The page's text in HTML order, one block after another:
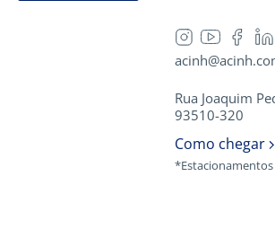
Rua Joaquim
93510-320
Como chegar